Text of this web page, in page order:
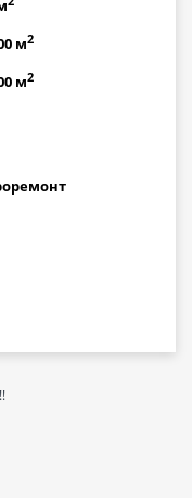
м2
м2